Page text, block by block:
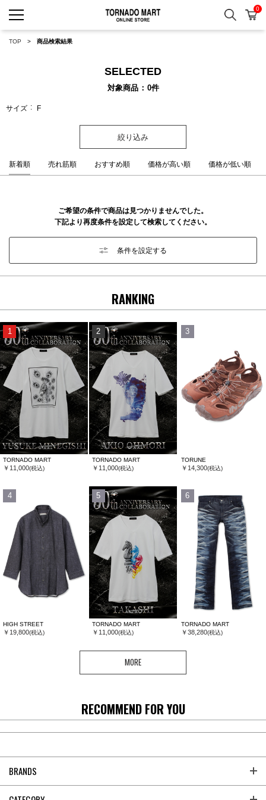
検索 カ
0
TOP 商品検索結果
SELECTED
対象商品 0件
サイズ F
絞り込み
新着順 売れ筋順 おすすめ順 価格が高い順 価格が低い順
ご希望の条件で商品は見つかりませんでした。
下記より再度条件を設定して検索してください。
条件を設定する
RANKING
1
TORNADO MART
￥11,000(税込)
2
TORNADO MART
￥11,000(税込)
3
TORUNE
￥14,300(税込)
4
HIGH STREET
￥19,800(税込)
5
TORNADO MART
￥11,000(税込)
6
TORNADO MART
￥38,280(税込)
MORE
RECOMMEND FOR YOU
BRANDS